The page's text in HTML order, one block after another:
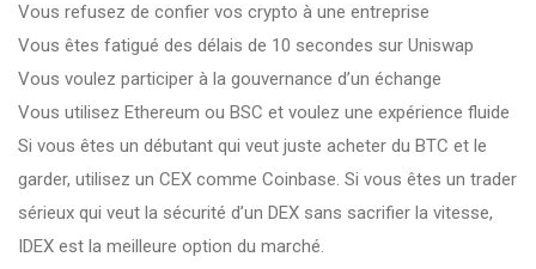
Vous refusez de confier vos crypto à une entreprise
Vous êtes fatigué des délais de 10 secondes sur Uniswap
Vous voulez participer à la gouvernance d’un échange
Vous utilisez Ethereum ou BSC et voulez une expérience fluide
Si vous êtes un débutant qui veut juste acheter du BTC et le
garder, utilisez un CEX comme Coinbase. Si vous êtes un trader
sérieux qui veut la sécurité d’un DEX sans sacrifier la vitesse,
IDEX est la meilleure option du marché.